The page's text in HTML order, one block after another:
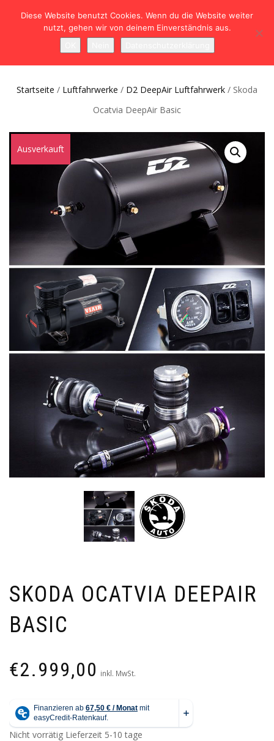
NAVIGATION
0
Startseite / Luftfahrwerke / D2 DeepAir Luftfahrwerk / Skoda
Ocatvia DeepAir Basic
Ausverkauft
SKODA OCATVIA DEEPAIR
BASIC
€2.999,00 inkl. MwSt.
Nicht vorrätig Lieferzeit 5-10 tage
Diese Website benutzt Cookies. Wenn du die Website weiter
nutzt, gehen wir von deinem Einverständnis aus.